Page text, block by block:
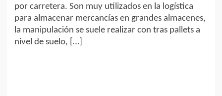
por carretera. Son muy utilizados en la logística
para almacenar mercancías en grandes almacenes,
la manipulación se suele realizar con tras pallets a
nivel de suelo, […]